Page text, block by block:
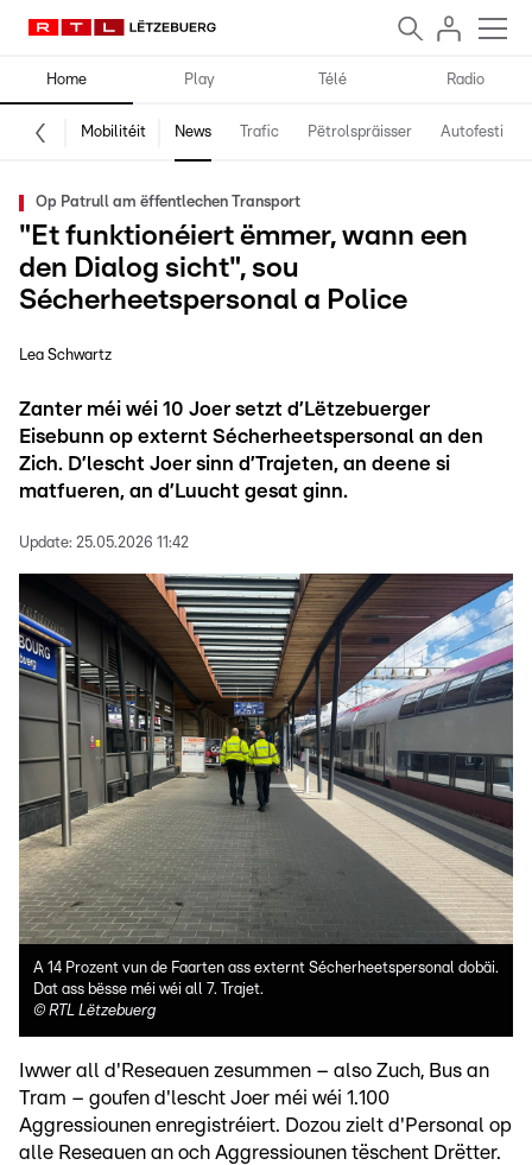
Home Play Télé Radio
Mobilitéit News Trafic Pëtrolspräisser Autofestival
Op Patrull am ëffentlechen Transport
"Et funktionéiert ëmmer, wann een
den Dialog sicht", sou
Sécherheetspersonal a Police
Lea Schwartz
Zanter méi wéi 10 Joer setzt d’Lëtzebuerger
Eisebunn op externt Sécherheetspersonal an den
Zich. D’lescht Joer sinn d’Trajeten, an deene si
matfueren, an d’Luucht gesat ginn.
Update: 25.05.2026 11:42
A 14 Prozent vun de Faarten ass externt Sécherheetspersonal dobäi.
Dat ass bësse méi wéi all 7. Trajet.
© RTL Lëtzebuerg
Iwwer all d'Reseauen zesummen – also Zuch, Bus an
Tram – goufen d'lescht Joer méi wéi 1.100
Aggressiounen enregistréiert. Dozou zielt d'Personal op
alle Reseauen an och Aggressiounen tëschent Drëtter.